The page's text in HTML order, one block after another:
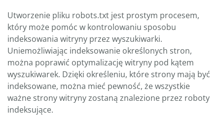
Utworzenie pliku robots.txt jest prostym procesem,
który może pomóc w kontrolowaniu sposobu
indeksowania witryny przez wyszukiwarki.
Uniemożliwiając indeksowanie określonych stron,
można poprawić optymalizację witryny pod kątem
wyszukiwarek. Dzięki określeniu, które strony mają być
indeksowane, można mieć pewność, że wszystkie
ważne strony witryny zostaną znalezione przez roboty
indeksujące.